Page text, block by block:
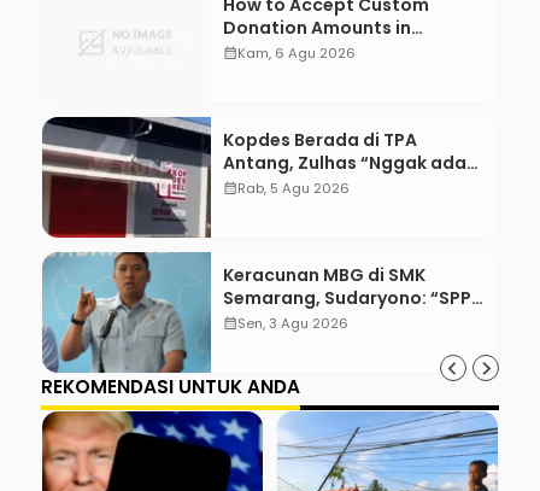
How to Accept Custom
Donation Amounts in
WordPress with Stripe
calendar_monthKam, 6 Agu 2026
Kopdes Berada di TPA
Antang, Zulhas “Nggak ada
Lahan!”
calendar_monthRab, 5 Agu 2026
Keracunan MBG di SMK
Semarang, Sudaryono: “SPPG
Harus Bertanggung Jawab!”
calendar_monthSen, 3 Agu 2026
REKOMENDASI UNTUK ANDA